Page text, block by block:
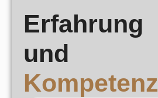
Erfahrung
und
Kompetenz